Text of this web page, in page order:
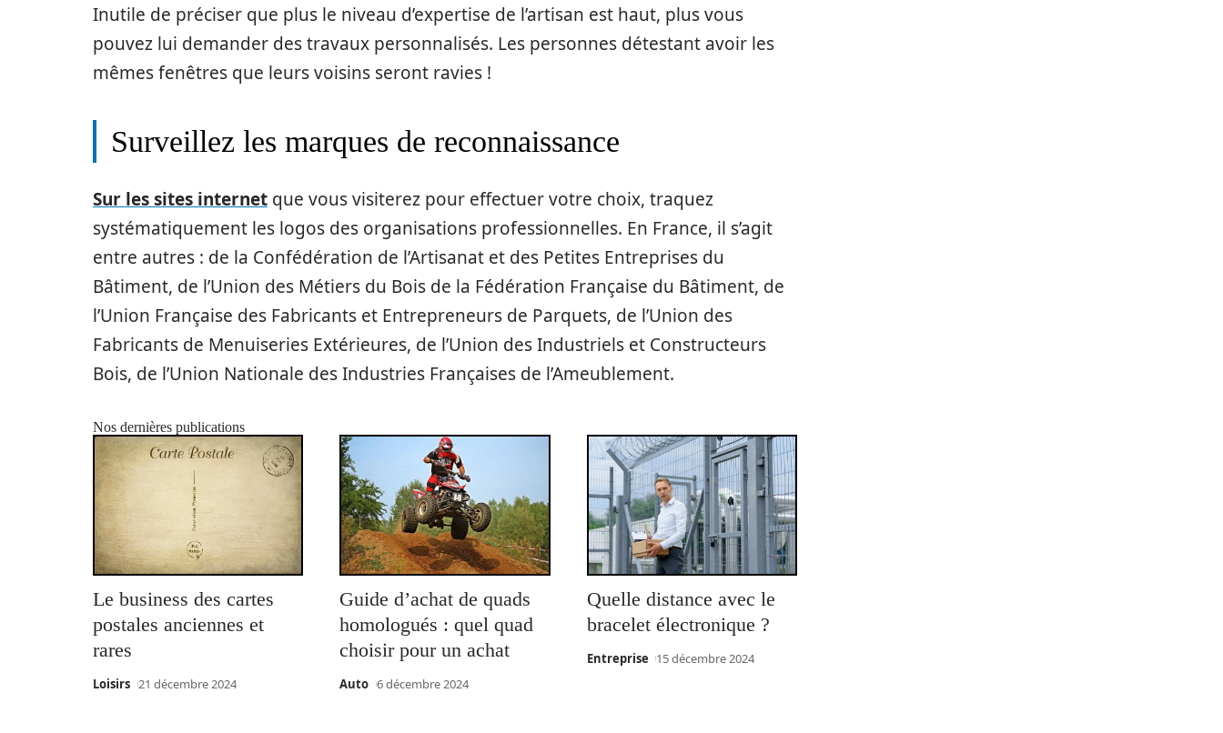
Inutile de préciser que plus le niveau d’expertise de l’artisan est haut, plus vous
pouvez lui demander des travaux personnalisés. Les personnes détestant avoir les
mêmes fenêtres que leurs voisins seront ravies !
Surveillez les marques de reconnaissance
Sur les sites internet que vous visiterez pour effectuer votre choix, traquez
systématiquement les logos des organisations professionnelles. En France, il s’agit
entre autres : de la Confédération de l’Artisanat et des Petites Entreprises du
Bâtiment, de l’Union des Métiers du Bois de la Fédération Française du Bâtiment, de
l’Union Française des Fabricants et Entrepreneurs de Parquets, de l’Union des
Fabricants de Menuiseries Extérieures, de l’Union des Industriels et Constructeurs
Bois, de l’Union Nationale des Industries Françaises de l’Ameublement.
Nos dernières publications
Le business des cartes
postales anciennes et
rares
Loisirs 21 décembre 2024
Guide d’achat de quads
homologués : quel quad
choisir pour un achat
Auto 6 décembre 2024
Quelle distance avec le
bracelet électronique ?
Entreprise 15 décembre 2024